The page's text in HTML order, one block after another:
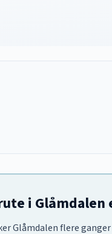
i
Glåmdalen flere ganger